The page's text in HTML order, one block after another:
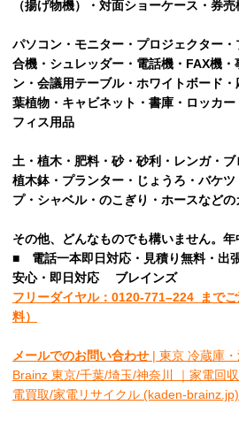
（揚げ物機）・対面ショーケース・券
パソコン・モニター・プロジェクター
合機・シュレッダー・電話機・FAX機
ン・会議用テーブル・ホワイトボード
葉植物・キャビネット・書庫・ロッカ
フィス用品
土・植木・肥料・砂・砂利・レンガ・ブ
植木鉢・プランター・じょうろ・バケ
プ・シャベル・のこぎり・ホースなど
その他、
どんなものでも構いません。
■ 電話一本即日対応・見積り無料・出
安心・即日対応
ブレインズ
フリーダイヤル：0120-771–224 までご
料）
メールでのお問い合わせ | 東京 冷蔵庫
Brainz 東京/千葉/埼玉/神奈川 ｜家電回
電買取/家電リサイクル (kaden-brainz.jp)